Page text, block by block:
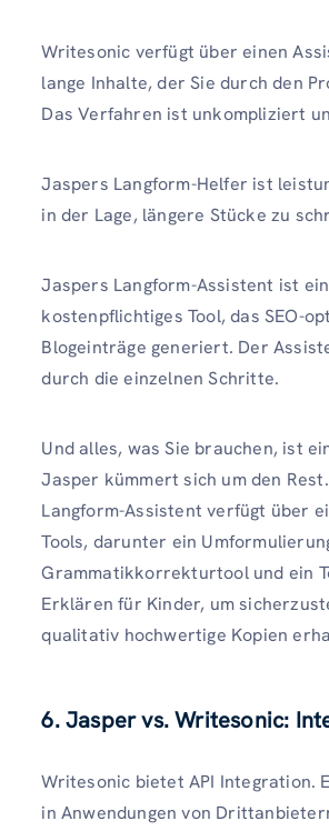
Writesonic verfügt über einen
lange Inhalte, der Sie durch den
Das Verfahren ist unkompliziert
Jaspers Langform-Helfer ist
in der Lage, längere Stücke zu
Jaspers Langform-Assistent ist ein
kostenpflichtiges Tool, das SEO-
Blogeinträge generiert. Der
durch die einzelnen Schritte.
Und alles, was Sie brauchen, ist
Jasper kümmert sich um den
Langform-Assistent verfügt über
Tools, darunter ein
Grammatikkorrekturtool und ein
Erklären für Kinder, um
qualitativ hochwertige Kopien
6. Jasper vs. Writesonic:
Writesonic bietet API Integration.
in Anwendungen von